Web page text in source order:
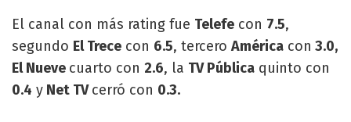
El canal con más rating fue Telefe con 7.5,
segundo El Trece con 6.5, tercero América con 3.0,
El Nueve cuarto con 2.6, la TV Pública quinto con
0.4 y Net TVcerró con 0.3.